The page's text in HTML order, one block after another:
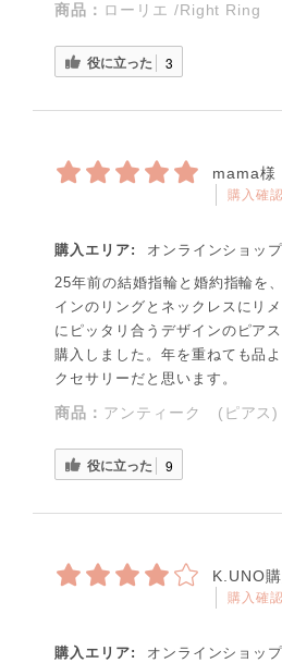
商品： ローリエ /Right Ring
役に立った 3
mama様
購入確
購入エリア:
オンラインショップ
25年前の結婚指輪と婚約指輪を
インのリングとネックレスにリ
にピッタリ合うデザインのピア
購入しました。年を重ねても品
クセサリーだと思います。
商品： アンティーク (ピアス)
役に立った 9
K.UNO
購入確
購入エリア:
オンラインショップ